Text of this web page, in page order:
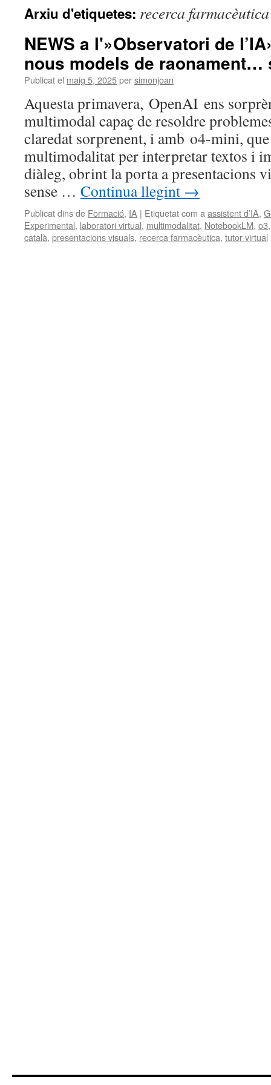
Arxiu d'etiquetes: recerca farmacèutica
NEWS a l'»Observatori de
nous models de raonament…
Publicat el maig 5, 2025persimonjoan
Aquesta primavera, OpenAI ens
multimodal capaç de resoldre
claredat sorprenent, i amb o4-mini,
multimodalitat per interpretar textos i
diàleg, obrint la porta a presentacions
sense … Continua llegint →
Publicat dins de Formació, IA | Etiquetat com a assistent d’IA,
Experimental, laboratori virtual, multimodalitat, NotebookLM, o3
català, presentacions visuals, recerca farmacèutica, tutor virtual